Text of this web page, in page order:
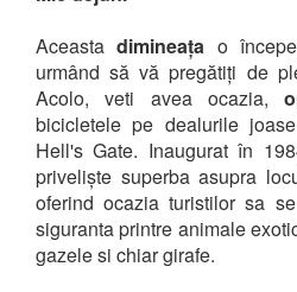
Aceastadimineața o
urmând să vă pregătiți de
Acolo, veti avea ocazia,
bicicletele pe dealurile
Hell's Gate. Inaugurat în
priveliște superba asupra
oferind ocazia turistilor sa
siguranta printre animale
gazele si chiar girafe.